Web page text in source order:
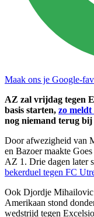
Maak ons je Google-
AZ zal vrijdag tegen
basis starten, zo
nog niemand terug bij
Door afwezigheid van
en Bazoer maakte
AZ 1. Drie dagen later
bekerduel tegen FC
Ook Djordje Mihailovic
Amerikaan stond
wedstrijd tegen